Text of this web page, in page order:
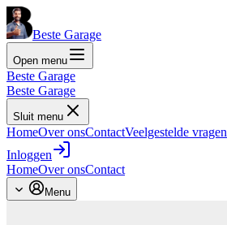
Beste Garage
Open menu
Beste Garage
Beste Garage
Sluit menu
HomeOver onsContactVeelgestelde vragen
Inloggen
HomeOver onsContact
Menu